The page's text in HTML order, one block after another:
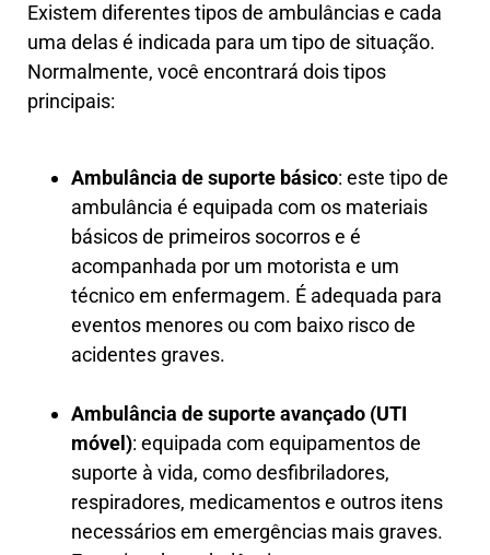
Existem diferentes tipos de ambulâncias e cada
uma delas é indicada para um tipo de situação.
Normalmente, você encontrará dois tipos
principais:
Ambulância de suporte básico: este tipo de
ambulância é equipada com os materiais
básicos de primeiros socorros e é
acompanhada por um motorista e um
técnico em enfermagem. É adequada para
eventos menores ou com baixo risco de
acidentes graves.
Ambulância de suporte avançado (UTI
móvel): equipada com equipamentos de
suporte à vida, como desfibriladores,
respiradores, medicamentos e outros itens
necessários em emergências mais graves.